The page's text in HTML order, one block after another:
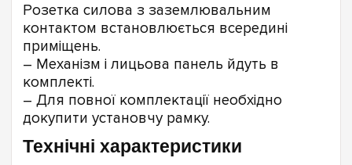
Розетка силова з заземлювальним
контактом встановлюється всередині
приміщень.
– Механізм і лицьова панель йдуть в
комплекті.
– Для повної комплектації необхідно
докупити установчу рамку.
Технічні характеристики